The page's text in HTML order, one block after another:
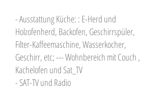
- Ausstattung Küche: : E-Herd und
Holzofenherd, Backofen, Geschirrspüler,
Filter-Kaffeemaschine, Wasserkocher,
Geschirr, etc; --- Wohnbereich mit Couch ,
Kachelofen und Sat_TV
- SAT-TV und Radio